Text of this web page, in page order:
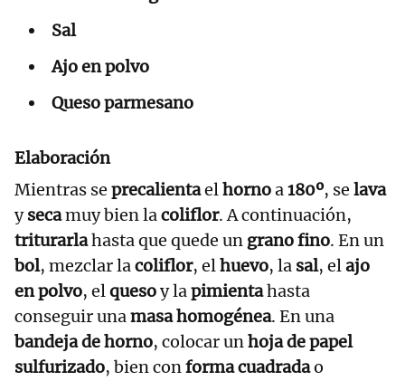
Sal
Ajo en polvo
Queso parmesano
Elaboración
Mientras se precalientaelhornoa180º, se lava
ysecamuy bien lacoliflor. A continuación,
triturarlahasta que quede un grano fino. En un
bol, mezclar lacoliflor, elhuevo, la sal, elajo
en polvo, elquesoy lapimientahasta
conseguir unamasa homogénea. En una
bandeja de horno, colocar unhoja de papel
sulfurizado, bien conforma cuadradao